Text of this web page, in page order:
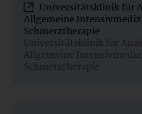
Universitätsklinik für
Allgemeine
Schmerztherapie
Universitätsklinik für
Allgemeine
Schmerztherapie